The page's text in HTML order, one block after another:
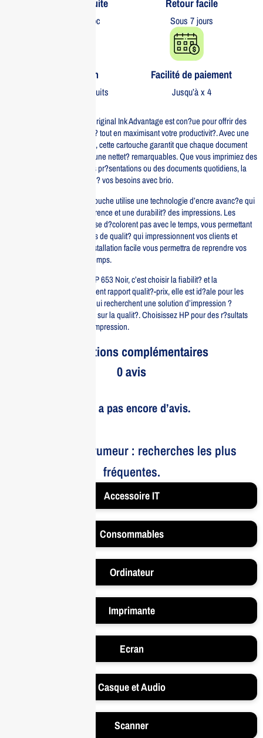
Livraison gratuite​
partout au Maroc
Retour facile​
Sous 7 jours
Garantie 1 an
Sur tous nos produits
Facilité de paiement
Jusqu’à x 4
La cartouche HP 653 Noir Original Ink Advantage est con?ue pour offrir des
impressions de haute qualit? tout en maximisant votre productivit?. Avec une
capacit? d’impression fiable, cette cartouche garantit que chaque document
produit est d’une clart? et d’une nettet? remarquables. Que vous imprimiez des
rapports professionnels, des pr?sentations ou des documents quotidiens, la
cartouche HP 653 r?pondra ? vos besoins avec brio.
Fabriqu?e par HP, cette cartouche utilise une technologie d’encre avanc?e qui
assure une excellente adh?rence et une durabilit? des impressions. Les
couleurs restent vives et ne se d?colorent pas avec le temps, vous permettant
de conserver des documents de qualit? qui impressionnent vos clients et
partenaires. De plus, son installation facile vous permettra de reprendre vos
impressions en un rien de temps.
Investir dans la cartouche HP 653 Noir, c’est choisir la fiabilit? et la
performance. Avec un excellent rapport qualit?-prix, elle est id?ale pour les
bureaux ou les particuliers qui recherchent une solution d’impression ?
conomique sans compromis sur la qualit?. Choisissez HP pour des r?sultats
impressionnants ? chaque impression.
Informations complémentaires
0 avis
Il n’y a pas encore d’avis.
Le bruit et la rumeur : recherches les plus
fréquentes.
Accessoire IT
Consommables
Ordinateur
Imprimante
Ecran
Casque et Audio
Scanner